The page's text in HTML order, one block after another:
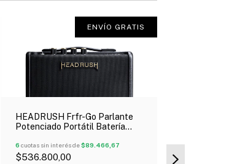
ENVÍO GRATIS
HEADRUSH Frfr-Go Parlante
Potenciado Portátil Batería
6 cuotas sin interés de$89.466,67
$536.800,00